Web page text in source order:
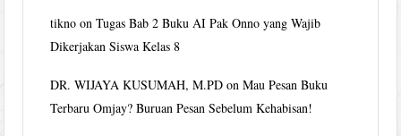
tikno onTugas Bab 2 Buku AI Pak Onno yang Wajib
Dikerjakan Siswa Kelas 8
DR. WIJAYA KUSUMAH, M.PD onMau Pesan Buku
Terbaru Omjay? Buruan Pesan Sebelum Kehabisan!